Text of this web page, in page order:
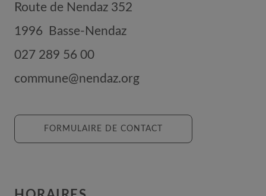
Route de Nendaz 352
1996
Basse-Nendaz
027 289 56 00
commune@nendaz.org
FORMULAIRE DE CONTACT